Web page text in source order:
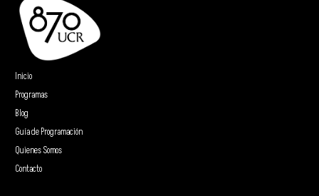
Inicio
Programas
Blog
Guía de Programación
Quienes Somos
Contacto